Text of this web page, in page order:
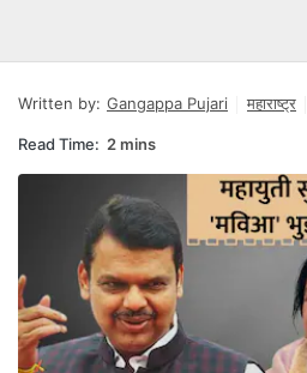
Written by: Gangappa Pujari महाराष्ट्र
Read Time: 2 mins